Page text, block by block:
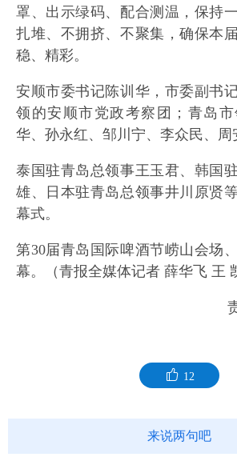
罩、出示绿码、配合测温，保持
扎堆、不拥挤、不聚集，确保本
稳、精彩。
安顺市委书记陈训华，市委副书
领的安顺市党政考察团；青岛
华、孙永红、邹川宁、李众民、周
泰国驻青岛总领事王玉君、韩国
雄、日本驻青岛总领事井川原贤
幕式。
第30届青岛国际啤酒节崂山会场
幕。（青报全媒体记者 薛华飞 王
12
来说两句吧